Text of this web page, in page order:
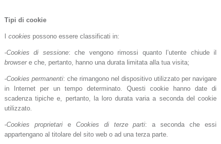
Tipi di cookie
I cookies possono essere classificati in:
-Cookies di sessione: che vengono rimossi quanto l’utente chiude il
browsere che, pertanto, hanno una durata limitata alla tua visita;
-Cookies permanenti: che rimangono nel dispositivo utilizzato per navigare
in Internet per un tempo determinato. Questi cookie hanno date di
scadenza tipiche e, pertanto, la loro durata varia a seconda del cookie
utilizzato.
-Cookies proprietarie Cookies di terze parti: a seconda che essi
appartengano al titolare del sito web o ad una terza parte.